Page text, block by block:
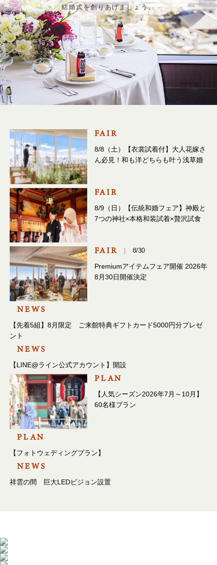
結婚式を創りあげましょう。
FAIR
8/8（土）【衣裳試着付】大人花嫁さ
ん必見！和も洋どちらも叶う浅草婚
FAIR
8/9（日）【伝統和婚フェア】神殿と
7つの神社×本格和装試着×贅沢試食
FAIR 8/30
Premiumアイテムフェア開催 2026年
8月30日開催決定
NEWS
【先着5組】8月限定 ご来館特典ギフトカード5000円分プレゼ
ント
NEWS
【LINE@ライン公式アカウント】開設
PLAN
【人気シーズン2026年7月～10月】
60名様プラン
PLAN
【フォトウェディングプラン】
NEWS
祥雲の間 巨大LEDビジョン設置